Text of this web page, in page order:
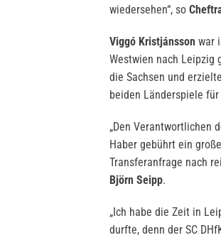
wiedersehen“, so
Viggó Kristjánsson war
Westwien nach Leipzig
die Sachsen und
beiden Länderspiele
„Den Verantwortlichen
Haber gebührt ein
Transferanfrage nach
Björn Seipp.
„Ich habe die Zeit in
durfte, denn der SC